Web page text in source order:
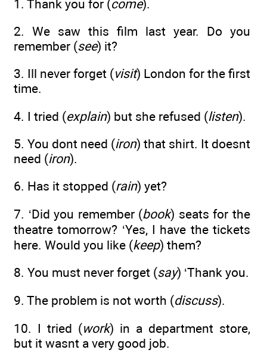
1. Thank you for (come).
2. We saw this film last year. Do you
remember (see) it?
3. Ill never forget (visit) London for the first
time.
4. I tried (explain) but she refused (listen).
5. You dont need (iron) that shirt. It doesnt
need (iron).
6. Has it stopped (rain) yet?
7. ‘Did you remember (book) seats for the
theatre tomorrow? ‘Yes, I have the tickets
here. Would you like (keep) them?
8. You must never forget (say) ‘Thank you.
9. The problem is not worth (discuss).
10. I tried (work) in a department store,
but it wasnt a very good job.